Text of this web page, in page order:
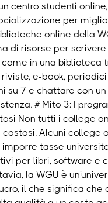
centro studenti
per
online della
di risorse per
in una biblioteca
e-book,
su 7 e chattare con
# Mito 3: I
Non tutti i college
Alcuni college
tasse
per libri, software e
la WGU è
il che significa che